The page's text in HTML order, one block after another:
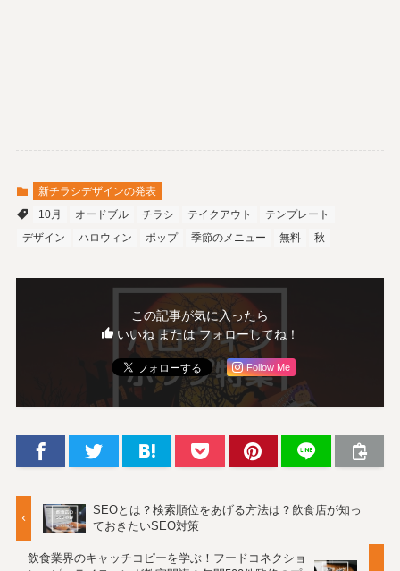
新チラシデザインの発表
10月
オードブル チラシ テイクアウト
テンプレート
デザイン
ハロウィン ポップ 季節のメニュー 無料 秋
この記事が気に入ったら
いいね または フォローしてね！
Follow Me
SEOとは？検索順位をあげる方法は？飲食店が知っ
ておきたいSEO対策
飲食業界のキャッチコピーを学ぶ！フードコネクショ